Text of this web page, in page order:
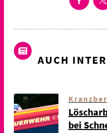
AUCH
bei